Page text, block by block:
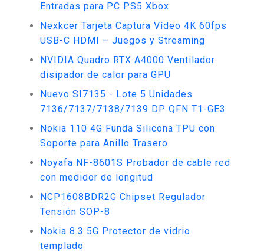
Entradas para PC PS5 Xbox
Nexkcer Tarjeta Captura Vídeo 4K 60fps
USB-C HDMI – Juegos y Streaming
NVIDIA Quadro RTX A4000 Ventilador
disipador de calor para GPU
Nuevo SI7135 - Lote 5 Unidades
7136/7137/7138/7139 DP QFN T1-GE3
Nokia 110 4G Funda Silicona TPU con
Soporte para Anillo Trasero
Noyafa NF-8601S Probador de cable red
con medidor de longitud
NCP1608BDR2G Chipset Regulador
Tensión SOP-8
Nokia 8.3 5G Protector de vidrio
templado